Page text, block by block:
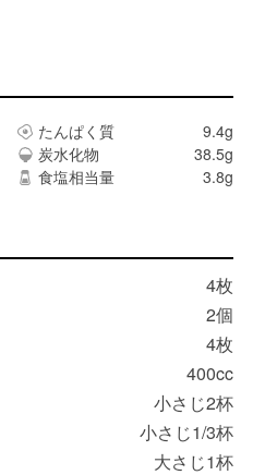
たんぱく質
9.4g
炭水化物
38.5g
食塩相当量 3.8g
4枚
2個
4枚
400cc
小さじ2杯
小さじ1/3杯
大さじ1杯